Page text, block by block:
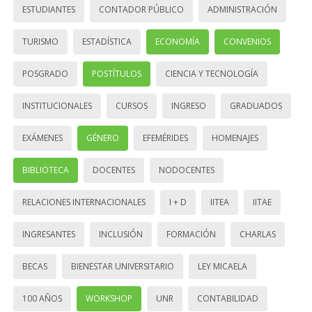
ESTUDIANTES CONTADOR PÚBLICO ADMINISTRACIÓN
TURISMO ESTADÍSTICA ECONOMÍA CONVENIOS
POSGRADO POSTÍTULOS CIENCIA Y TECNOLOGÍA
INSTITUCIONALES CURSOS INGRESO GRADUADOS
EXÁMENES GÉNERO EFEMÉRIDES HOMENAJES
BIBLIOTECA DOCENTES NODOCENTES
RELACIONES INTERNACIONALES I + D IITEA IITAE
INGRESANTES INCLUSIÓN FORMACIÓN CHARLAS
BECAS BIENESTAR UNIVERSITARIO LEY MICAELA
100 AÑOS WORKSHOP UNR CONTABILIDAD